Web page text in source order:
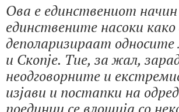
Ова е единствениот
единствените насоки како
деполаризираат односите
и Скопје. Тие, за жал,
неодговорните и
изјави и постапки на